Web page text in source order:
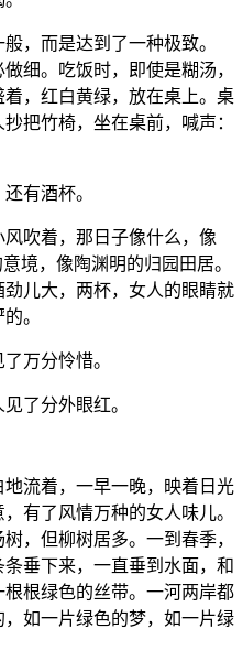
，而是达到了一种极致。
细。吃饭时，即使是糊汤，
，红白黄绿，放在桌上。桌
把竹椅，坐在桌前，喊声：
有酒杯。
吹着，那日子像什么，像
境，像陶渊明的归园田居。
儿大，两杯，女人的眼睛就
。
万分怜惜。
了分外眼红。
流着，一早一晚，映着日光
有了风情万种的女人味儿。
，但柳树居多。一到春季，
垂下来，一直垂到水面，和
根绿色的丝带。一河两岸都
如一片绿色的梦，如一片绿